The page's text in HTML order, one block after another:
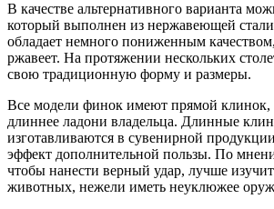
В качестве альтернативного варианта
который выполнен из нержавеющей
обладает немного пониженным
ржавеет. На протяжении нескольких
свою традиционную форму и размеры.
Все модели финок имеют прямой клинок,
длиннее ладони владельца. Длинные
изготавливаются в сувенирной
эффект дополнительной пользы. По
чтобы нанести верный удар, лучше
животных, нежели иметь неуклюжее